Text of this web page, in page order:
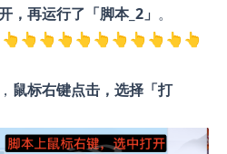
，再运行了「脚本_2」 。
鼠标右键点击，选择「打